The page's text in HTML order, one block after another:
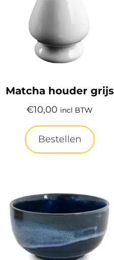
Matcha houder grijs
€10,00 incl BTW
Bestellen